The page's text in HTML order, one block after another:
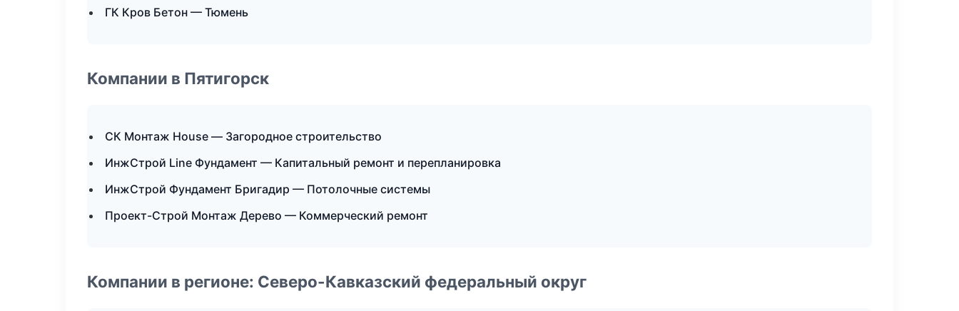
ГК Кров Бетон — Тюмень
Компании в Пятигорск
СК Монтаж House — Загородное строительство
ИнжСтрой Line Фундамент — Капитальный ремонт и перепланировка
ИнжСтрой Фундамент Бригадир — Потолочные системы
Проект-Строй Монтаж Дерево — Коммерческий ремонт
Компании в регионе: Северо-Кавказский федеральный округ